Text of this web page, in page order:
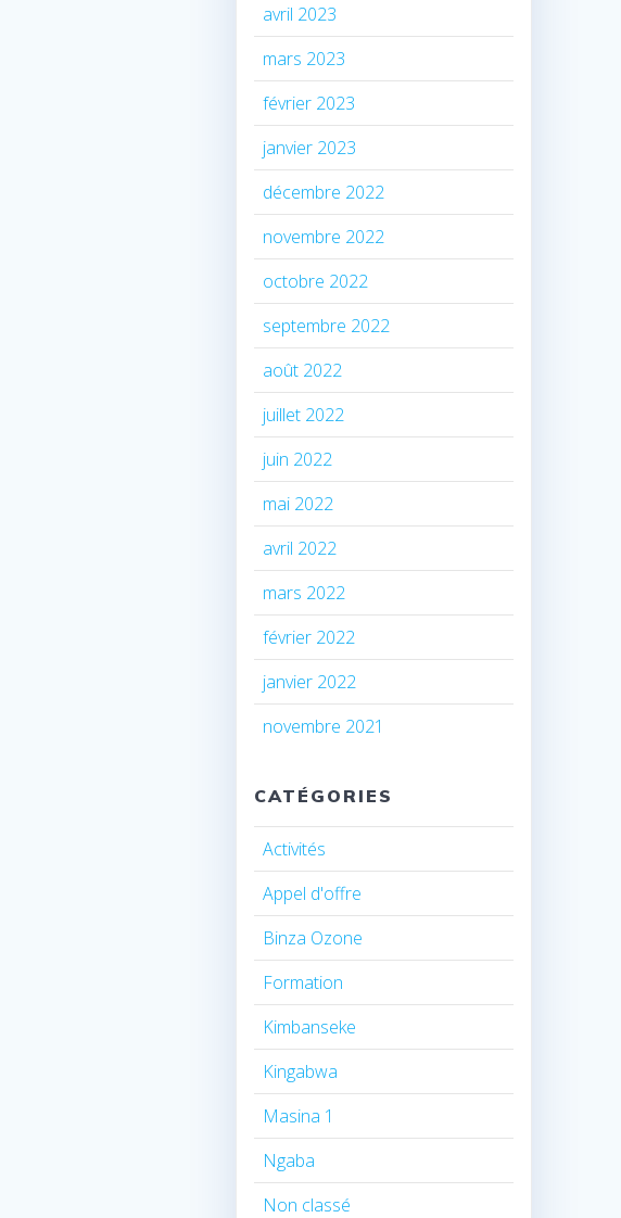
avril 2023
mars 2023
février 2023
janvier 2023
décembre 2022
novembre 2022
octobre 2022
septembre 2022
août 2022
juillet 2022
juin 2022
mai 2022
avril 2022
mars 2022
février 2022
janvier 2022
novembre 2021
CATÉGORIES
Activités
Appel d'offre
Binza Ozone
Formation
Kimbanseke
Kingabwa
Masina 1
Ngaba
Non classé